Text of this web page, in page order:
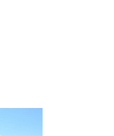
卒業程度認定試験